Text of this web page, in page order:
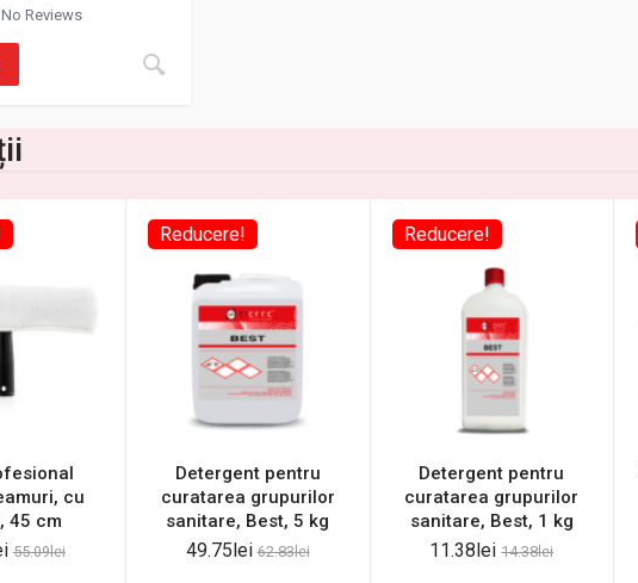
No Reviews
cu
45 cm
55.09lei
Reducere!
Detergent pentru
curatarea grupurilor
sanitare, Best, 5 kg
49.75lei 62.83lei
Reducere!
Detergent pentru
curatarea grupurilor
sanitare, Best, 1 kg
11.38lei 14.38lei